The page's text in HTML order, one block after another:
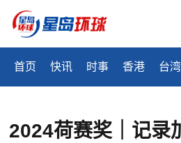
首页 快讯 时事 香港 台湾
2024荷赛奖｜记录